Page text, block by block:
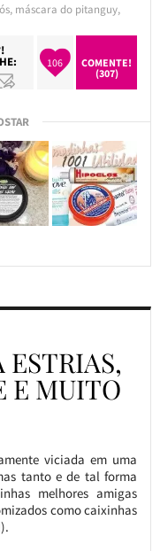
, máscara do pitanguy,
106
COMENTE!
(307)
ESTRIAS,
E MUITO
viciada em uma
tanto e de tal forma
melhores amigas
como caixinhas